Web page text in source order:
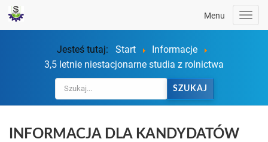
Menu
Jesteś tutaj:
Start
Informacje
3,5 letnie niestacjonarne studia z rolnictwa
SZUKAJ
INFORMACJA DLA KANDYDATÓW